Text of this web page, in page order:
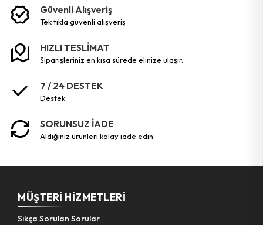
Güvenli Alışveriş
tek tikla güvenli̇ alişveri̇ş
HIZLI TESLİMAT
siparişleriniz en kısa sürede elinize ulaşır.
7 / 24 DESTEK
destek
SORUNSUZ İADE
aldığınız ürünleri kolay iade edin.
MÜŞTERI HIZMETLERI
Sıkça Sorulan Sorular